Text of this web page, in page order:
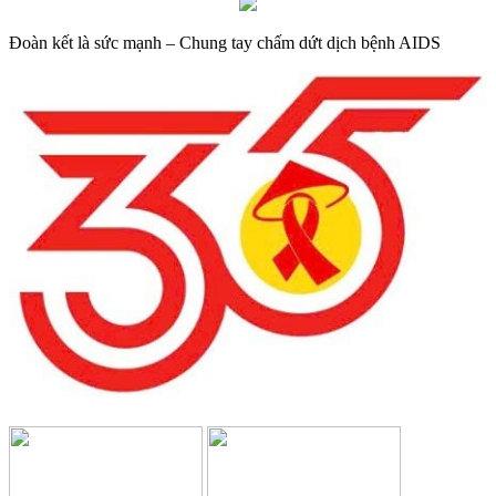
Đoàn kết là sức mạnh – Chung tay chấm dứt dịch bệnh AIDS